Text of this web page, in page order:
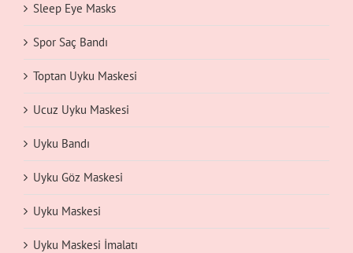
Sleep Eye Masks
Spor Saç Bandı
Toptan Uyku Maskesi
Ucuz Uyku Maskesi
Uyku Bandı
Uyku Göz Maskesi
Uyku Maskesi
Uyku Maskesi İmalatı